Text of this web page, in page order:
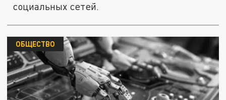
социальных сетей.
ОБЩЕСТВО